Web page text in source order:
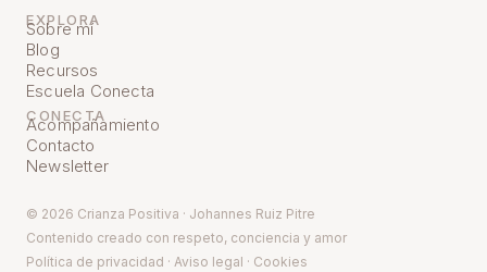
EXPLORA
Sobre mí
Blog
Recursos
Escuela Conecta
CONECTA
Acompañamiento
Contacto
Newsletter
© 2026 Crianza Positiva · Johannes Ruiz Pitre
Contenido creado con respeto, conciencia y amor
Política de privacidad · Aviso legal · Cookies